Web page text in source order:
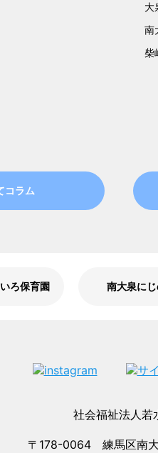
大
南
柴
コラム
ろ保育園 南大泉に
〒178-0064 練馬区南